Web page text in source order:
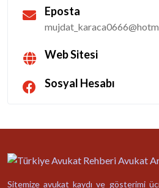
Eposta
Web Sitesi
Sosyal Hesabı
Sitemize avukat kaydı ve gösterimi